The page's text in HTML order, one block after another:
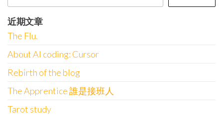
近期文章
The Flu.
About AI coding: Cursor
Rebirth of the blog
The Apprentice 誰是接班人
Tarot study